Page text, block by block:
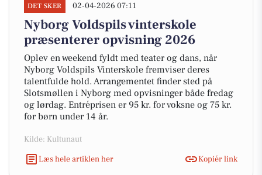
DET SKER 02-04-2026 07:11
Nyborg Voldspils vinterskole
præsenterer opvisning 2026
Oplev en weekend fyldt med teater og dans, når
Nyborg Voldspils Vinterskole fremviser deres
talentfulde hold. Arrangementet finder sted på
Slotsmøllen i Nyborg med opvisninger både fredag
og lørdag. Entréprisen er 95 kr. for voksne og 75 kr.
for børn under 14 år.
Kilde: Kultunaut
Læs hele artiklen her
Kopiér link